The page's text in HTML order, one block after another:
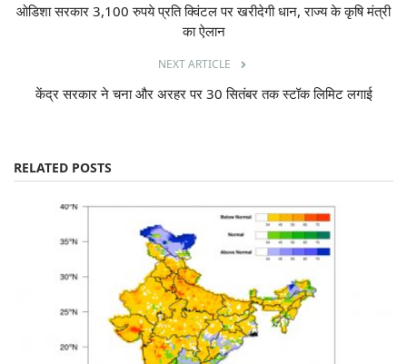
ओडिशा सरकार 3,100 रुपये प्रति क्विंटल पर खरीदेगी धान, राज्य के कृषि मंत्री
का ऐलान
NEXT ARTICLE
केंद्र सरकार ने चना और अरहर पर 30 सितंबर तक स्टॉक लिमिट लगाई
RELATED POSTS